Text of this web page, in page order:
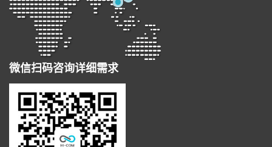
微信扫码咨询详细需求